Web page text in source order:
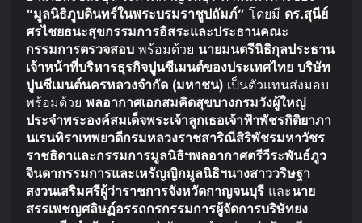
“มูลนิธิภูบดินทร์ในพระบรมราชูปถัมภ์” โดยมี ดร.สุนีย์
ศรไชยธนะสุขกรรมการอิสระและประธานคณะ
กรรมการตรวจสอบ พร้อมด้วย นายมนตรีนิธิกุลประธาน
เจ้าหน้าที่บริหารธุรกิจปูนซีเมนต์ของประเทศไทย บริษัท
ปูนซีเมนต์นครหลวงจำกัด (มหาชน) เป็นตัวแทนส่งมอบ
พร้อมด้วย พลอากาศเอกสมคิดสุขบางกรมวังผู้ใหญ่
ประจำพระองค์สมเด็จพระเจ้าลูกเธอเจ้าฟ้าพัชรกิติยาภา
นเรนทิราเทพยวดีกรมหลวงราชสาริณีสิริพัชรมหาวัชร
ราชธิดาและกรรมการมูลนิธิฯพลอากาศตรีวีระพันธ์ภูว
จินดากรรมการและเหรัญญิกมูลนิธิฯนางสาววริษฐา
สงวนเสริมศรีผู้ว่าราชการจังหวัดกาญจนบุรี และนาย
สรรเพชญศลิษฏ์อรรถกรกรรมการผู้จัดการบริษัทยง